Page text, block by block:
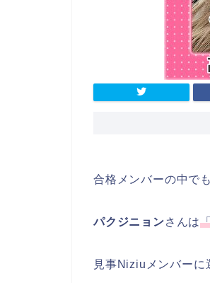
合格メンバーの中で
パクジニョンさんは
見事Niziuメンバーに